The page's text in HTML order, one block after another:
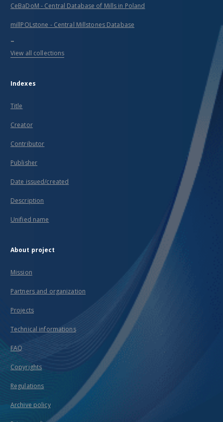
CeBaDoM - Central Database of Mills in Poland
millPOLstone - Central Millstones Database
...
View all collections
Indexes
Title
Creator
Contributor
Publisher
Date issued/created
Description
Unified name
About project
Mission
Partners and organization
Projects
Technical informations
FAQ
Copyrights
Regulations
Archive policy